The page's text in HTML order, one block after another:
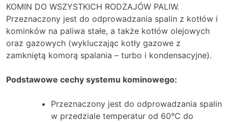
KOMIN DO WSZYSTKICH RODZAJÓW PALIW.
Przeznaczony jest do odprowadzania spalin z kotłów i
kominków na paliwa stałe, a także kotłów olejowych
oraz gazowych (wykluczając kotły gazowe z
zamkniętą komorą spalania – turbo i kondensacyjne).
Podstawowe cechy systemu kominowego:
Przeznaczony jest do odprowadzania spalin
w przedziale temperatur od 60°C do